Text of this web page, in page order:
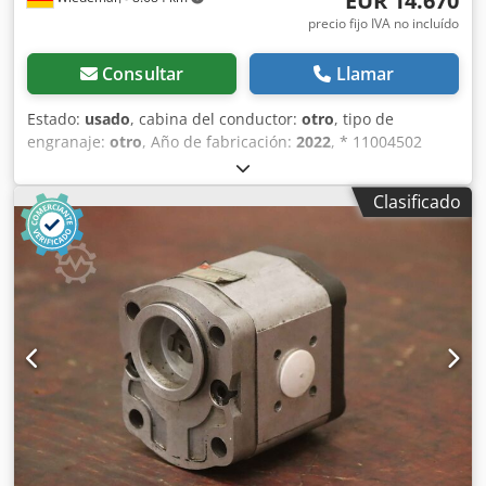
precio fijo IVA no incluído
Consultar Llamar
Estado: usado, cabina del conductor: otro, tipo de
engranaje: otro, Año de fabricación: 2022, * 11004502
Unidad de panel de control Ecosat * 11006283 Cable de
interfaz RS 232 EcoSat Mobidat * 15226 Marcador para
vehículos de servicio invernal 1180x190 mm Husky NGS V
W + 1300S Dsdpfsznvudsx Ac Uskr * 8059624 Marcador de
contorno amarillo para contenedores Husky (6,5 m) *
11000032 Ajuste mecánico del patrón de dispersión, 8 m,
completo, montado * 11002061 Luz de advertencia
giratoria LED * 8078950 Dispositivo de estacionamiento de
1 T, universal, con brazo de 700 (juego) * 8027633 Marco
adaptador Multihog CX75 para Husky (L1200 A1200),
completo * 8085013 Cepillo para el plato de dispersión
FS100, 6 m, con cubierta protectora de plástico Otros: *
Posibilidad de aceptar vehículos y máquinas como parte
del pago y de comprarlos. * El precio de venta no incluye
Clasificado